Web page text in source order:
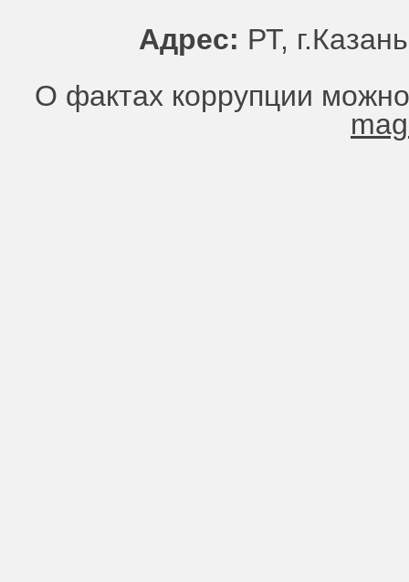
Адрес: РТ,
О фактах коррупции